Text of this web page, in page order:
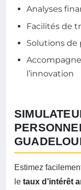
Analyses
Facilités de
Solutions de
l’innovation
Estimez
le taux d’intérêt